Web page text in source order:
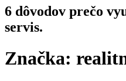
6 dôvodov prečo
servis.
Značka: